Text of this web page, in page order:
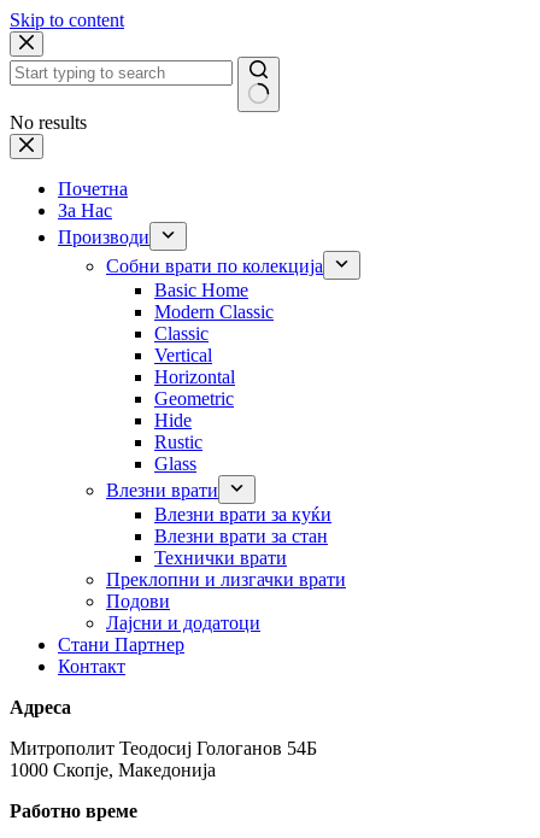
Skip to content
No results
Почетна
За Нас
Производи
Собни врати по колекција
Basic Home
Modern Classic
Classic
Vertical
Horizontal
Geometric
Hide
Rustic
Glass
Влезни врати
Влезни врати за куќи
Влезни врати за стан
Технички врати
Преклопни и лизгачки врати
Подови
Лајсни и додатоци
Стани Партнер
Контакт
Адреса
Митрополит Теодосиј Гологанов 54Б
1000 Скопје, Македонија
Работно време